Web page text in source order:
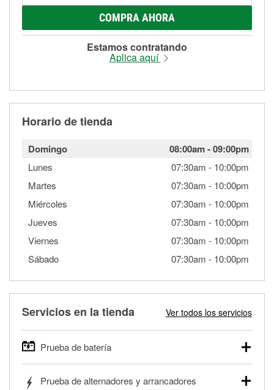
COMPRA AHORA
Estamos contratando
Aplica aquí
Horario de tienda
Domingo 08:00am-09:00pm
Lunes 07:30am - 10:00pm
Martes
07:30am - 10:00pm
Miércoles
07:30am - 10:00pm
Jueves
07:30am - 10:00pm
Viernes
07:30am - 10:00pm
Sábado
07:30am - 10:00pm
Servicios en la tienda Ver todos los servicios
Prueba de batería
autos, camionetas, SUVs, vehículos comerciales y
Prueba de alternadores y arrancadores